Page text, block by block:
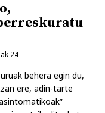
24
behera egin du,
ere, adin-tarte